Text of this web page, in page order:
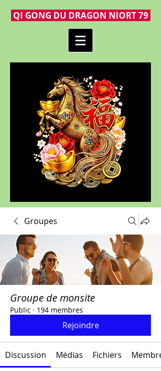
QI GONG DU DRAGON NIORT 79
Groupes
Groupe de monsite
Public · 194 membres
Rejoindre
Discussion Médias Fichiers